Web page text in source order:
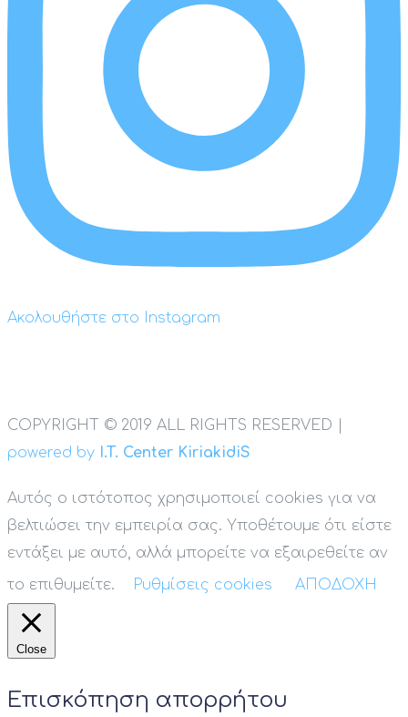
Ακολουθήστε στο Instagram
COPYRIGHT © 2019 ALL RIGHTS RESERVED |
powered by I.T. Center KiriakidiS
Αυτός ο ιστότοπος χρησιμοποιεί cookies για να
βελτιώσει την εμπειρία σας. Υποθέτουμε ότι είστε
εντάξει με αυτό, αλλά μπορείτε να εξαιρεθείτε αν
το επιθυμείτε.
Ρυθμίσεις cookies ΑΠΟΔΟΧΗ
Close
Επισκόπηση απορρήτου